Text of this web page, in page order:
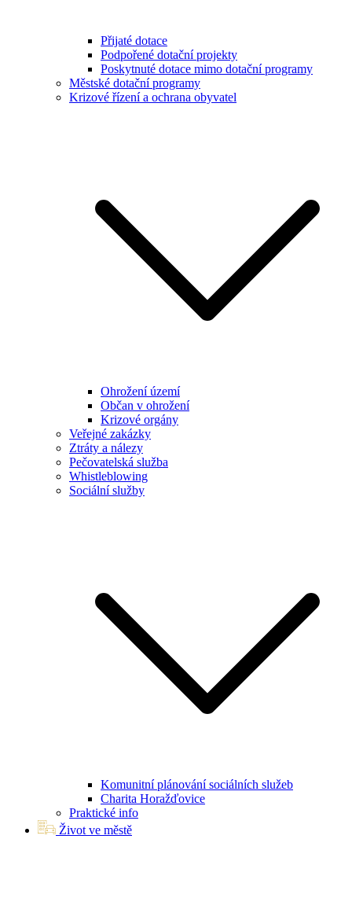
Přijaté dotace
Podpořené dotační projekty
Poskytnuté dotace mimo dotační programy
Městské dotační programy
Krizové řízení a ochrana obyvatel
Ohrožení území
Občan v ohrožení
Krizové orgány
Veřejné zakázky
Ztráty a nálezy
Pečovatelská služba
Whistleblowing
Sociální služby
Komunitní plánování sociálních služeb
Charita Horažďovice
Praktické info
Život ve městě